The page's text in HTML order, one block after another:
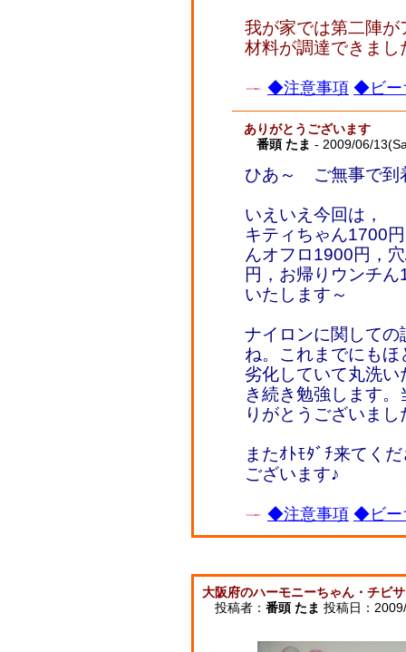
我が家では第二陣
材料が調達できま
◆注意事項 ◆ビー
ありがとうございます
番頭 たま - 2009/06/
ひあ～ ご無事で到
いえいえ今回は，
キティちゃん1700
んオフロ1900円，
円，お帰りウンチ
いたします～
ナイロンに関して
ね。これまでにも
劣化していて丸洗
き続き勉強します
りがとうございまし
またｵﾄﾓﾀﾞﾁ来てく
ございます♪
◆注意事項 ◆ビー
大阪府のハーモニーちゃん・チビ
投稿者： 番頭 たま 投稿日：